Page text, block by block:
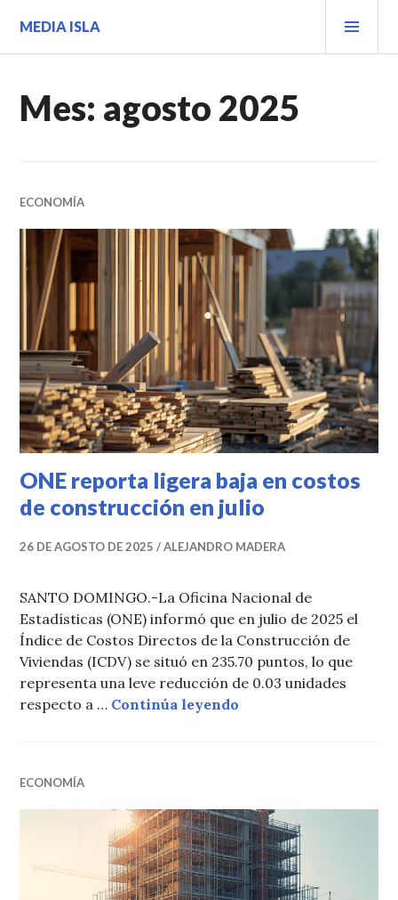
contenido.
MEDIA ISLA
Mes: agosto 2025
ECONOMÍA
ONE reporta ligera baja en costos
de construcción en julio
26 DE AGOSTO DE 2025 ALEJANDRO MADERA
SANTO DOMINGO.-La Oficina Nacional de
Estadísticas (ONE) informó que en julio de 2025 el
Índice de Costos Directos de la Construcción de
Viviendas (ICDV) se situó en 235.70 puntos, lo que
representa una leve reducción de 0.03 unidades
respecto a … Continúa leyendo
ECONOMÍA